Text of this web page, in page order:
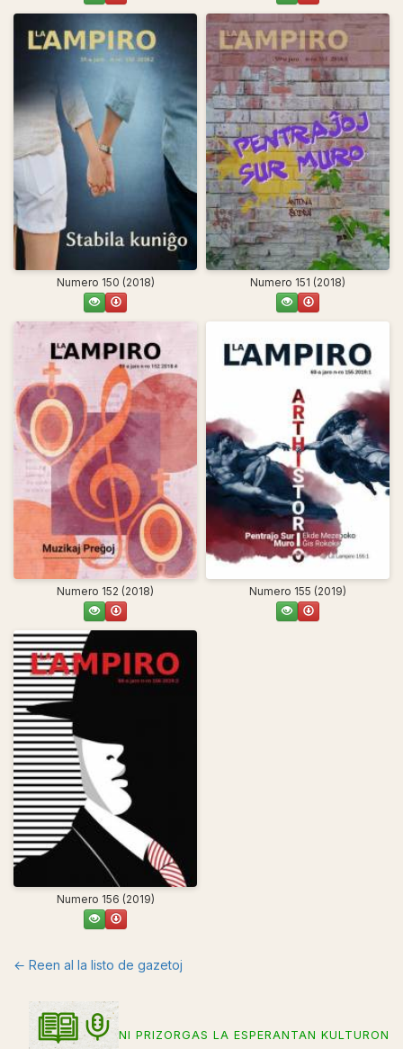
Numero 150 (2018) Numero 151 (2018)
Numero 152 (2018) Numero 155 (2019)
Numero 156 (2019)
← Reen al la listo de gazetoj
NI PRIZORGAS LA ESPERANTAN KULTURON